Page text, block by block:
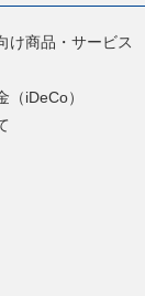
け商品・サービス
（iDeCo）